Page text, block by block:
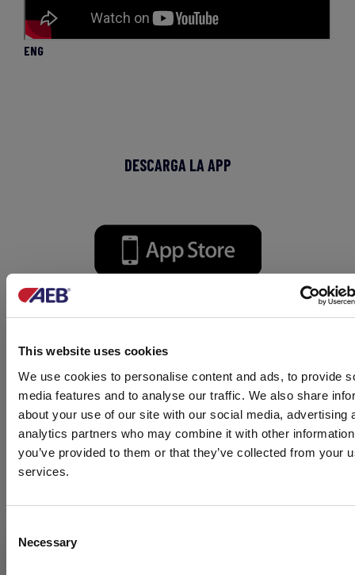
This website uses cookies
We use cookies to personalise content and ads, to provide
media features and to analyse our traffic. We also share
about your use of our site with our social media, advertising
analytics partners who may combine it with other
you’ve provided to them or that they’ve collected from your
services.
Selection
Necessary
ENG
DESCARGA LA APP